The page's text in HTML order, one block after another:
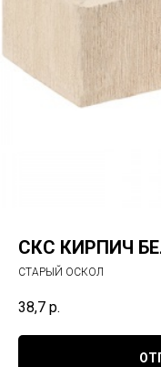
СКС КИРПИЧ
СТАРЫЙ ОСКОЛ
38,7 р.